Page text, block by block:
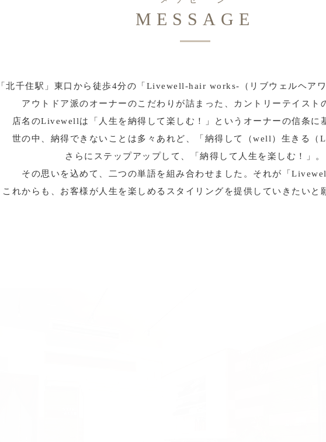
MESSAGE
「北千住駅」東口から徒歩4分の「Livewell-hair works-（リブウェルヘア
アウトドア派のオーナーのこだわりが詰まった、カントリーテイスト
店名のLivewellは「人生を納得して楽しむ！」というオーナーの信条に
世の中、納得できないことは多々あれど、「納得して（well）生きる（
さらにステップアップして、「納得して人生を楽しむ！」。
その思いを込めて、二つの単語を組み合わせました。それが「
これからも、お客様が人生を楽しめるスタイリングを提供していきたいと